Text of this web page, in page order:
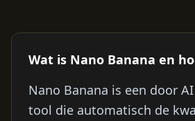
Wat is Nano Banana en
Nano Banana is een door
tool die automatisch de